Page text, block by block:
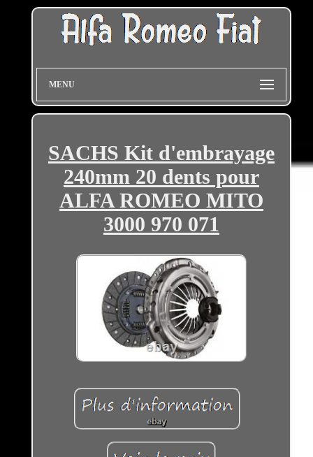
MENU
SACHS Kit d'embrayage
240mm 20 dents pour
ALFA ROMEO MITO
3000 970 071